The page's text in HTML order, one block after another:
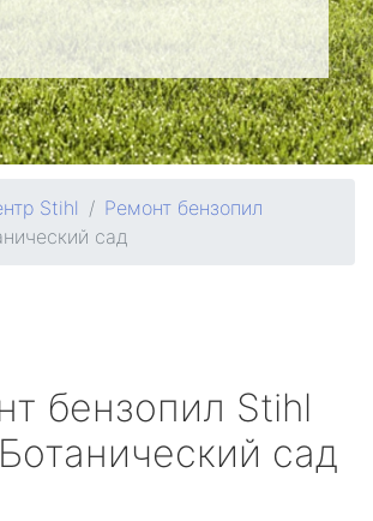
Stihl
Ремонт бензопил
сад
бензопил Stihl
сад